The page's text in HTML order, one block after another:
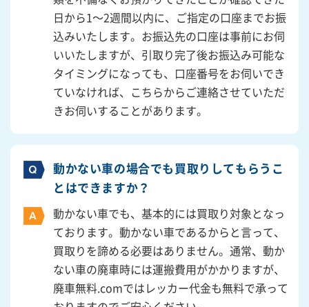
日から1～2週間以内に、ご指定の口座までお振
込みいたします。お振込先の口座は事前にお伺
いいたしますが、引取り完了後お振込み可能な
タイミングになっても、口座番号をお伺いでき
ていなければ、こちらからご連絡させていただ
きお伺いすることがあります。
動かない車の場合でも買取りしてもらうこ
とはできますか？
動かない車でも、基本的には買取り対象となっ
ております。動かない車であるからと言って、
買取りを諦める必要はありません。通常、動か
ない車の廃車時には運搬費用がかかりますが、
廃車無料.comではレッカー代金も無料で承って